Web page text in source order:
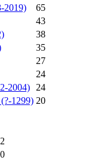
2019)
65
43
38
35
27
24
2004)
24
1299) 20